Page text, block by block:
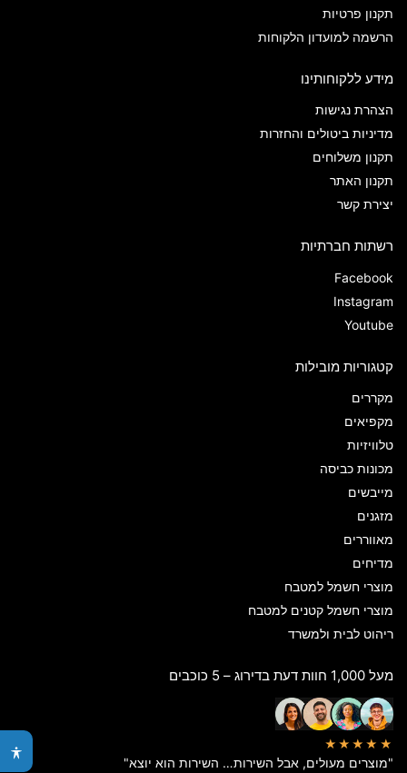
תקנון פרטיות
הרשמה למועדון הלקוחות
מידע ללקוחותינו
הצהרת נגישות
מדיניות ביטולים והחזרות
תקנון משלוחים
תקנון האתר
יצירת קשר
רשתות חברתיות
Facebook
Instagram
Youtube
קטגוריות מובילות
מקררים
מקפיאים
טלוויזיות
מכונות כביסה
מייבשים
מזגנים
מאווררים
מדיחים
מוצרי חשמל למטבח
מוצרי חשמל קטנים למטבח
ריהוט לבית ולמשרד
מעל 1,000 חוות דעת בדירוג – 5 כוכבים
★★★★★
"מוצרים מעולים, אבל השירות… השירות הוא יוצא"